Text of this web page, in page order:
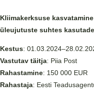
Kliimakerksuse
üleujutuste suhtes
Kestus:
Vastutav täitja: Piia Post
Rahastamine: 150 000 EUR
Rahastaja: Eesti